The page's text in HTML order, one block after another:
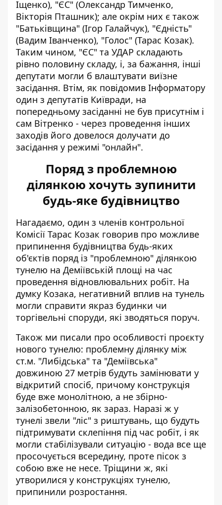
Іщенко), "ЄС" (Олександр Тимченко,
Вікторія Пташник); але окрім них є також
"Батьківщина" (Ігор Галайчук), "Єдність"
(Вадим Іванченко), "Голос" (Тарас Козак).
Таким чином, "ЄС" та УДАР складають
рівно половину складу, і, за бажання, інші
депутати могли б влаштувати виїзне
засідання. Втім, як повідомив Інформатору
один з депутатів Київради, на
попередньому засіданні не був присутнім і
сам Вітренко - через проведення інших
заходів його довелося долучати до
засідання у режимі "онлайн".
Поряд з проблемною
ділянкою хочуть зупинити
будь-яке будівництво
Нагадаємо, один з членів контрольної
Комісії Тарас Козак говорив про можливе
припинення будівництва будь-яких
об'єктів поряд із "проблемною" ділянкою
тунелю на Деміївській площі на час
проведення відновлювальних робіт. На
думку Козака, негативний вплив на тунель
могли справити якраз будинки чи
торгівельні споруди, які зводяться поруч.
Також ми писали про особливості проєкту
нового тунелю: проблемну ділянку між
ст.м. "Либідська" та "Деміївська"
довжиною 27 метрів будуть замінювати у
відкритий спосіб, причому конструкція
буде вже монолітною, а не збірно-
залізобетонною, як зараз. Наразі ж у
тунелі звели "ліс" з риштувань, що будуть
підтримувати склепіння під час робіт, і як
могли стабілізували ситуацію - вода все ще
просочується всередину, проте пісок з
собою вже не несе. Тріщини ж, які
утворилися у конструкціях тунелю,
припинили розростання.